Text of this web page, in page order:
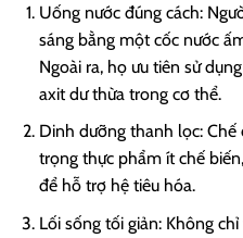
Uống nước đúng cách:
sáng bằng một cốc nước
Ngoài ra, họ ưu tiên sử
axit dư thừa trong cơ thể.
Dinh dưỡng thanh lọc: Chế
trọng thực phẩm ít chế
để hỗ trợ hệ tiêu hóa.
Lối sống tối giản: Không